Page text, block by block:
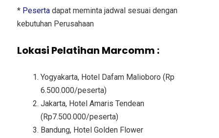
* Peserta dapat meminta jadwal sesuai dengan
kebutuhan Perusahaan
Lokasi Pelatihan Marcomm :
Yogyakarta, Hotel Dafam Malioboro (Rp
6.500.000/peserta)
Jakarta, Hotel Amaris Tendean
(Rp7.500.000/peserta)
Bandung, Hotel Golden Flower